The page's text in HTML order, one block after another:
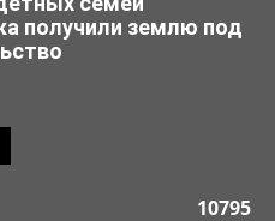
получили землю под
10795